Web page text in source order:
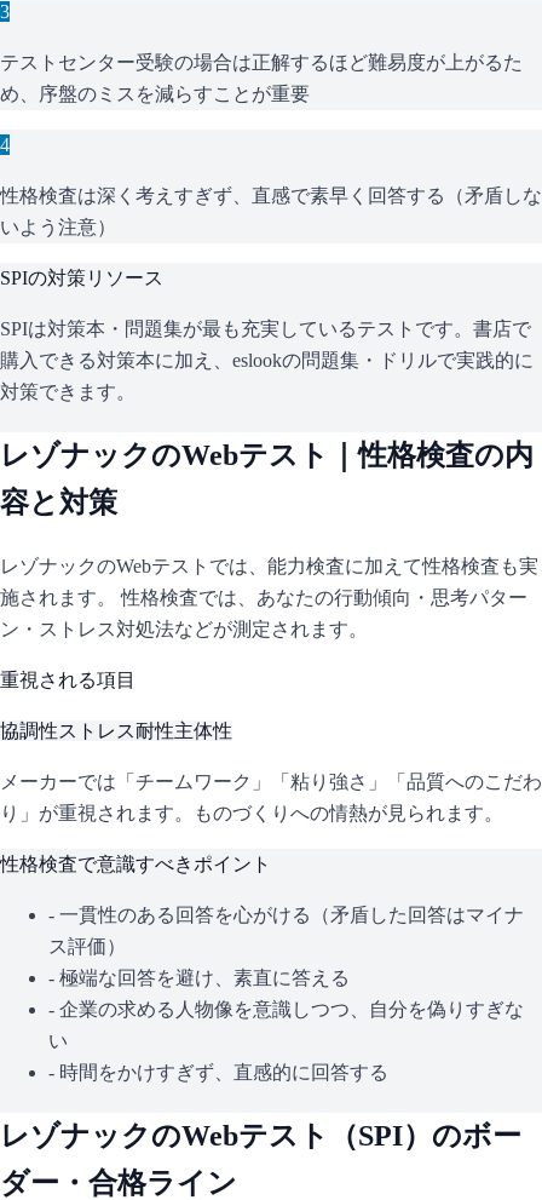
3
テストセンター受験の場合は正解するほど難易度が上がるた
め、序盤のミスを減らすことが重要
4
性格検査は深く考えすぎず、直感で素早く回答する（矛盾しな
いよう注意）
SPIの対策リソース
SPIは対策本・問題集が最も充実しているテストです。書店で
購入できる対策本に加え、eslookの問題集・ドリルで実践的に
対策できます。
レゾナックのWebテスト｜性格検査の内
容と対策
レゾナックのWebテストでは、能力検査に加えて性格検査も実
施されます。 性格検査では、あなたの行動傾向・思考パター
ン・ストレス対処法などが測定されます。
重視される項目
協調性ストレス耐性主体性
メーカーでは「チームワーク」「粘り強さ」「品質へのこだわ
り」が重視されます。ものづくりへの情熱が見られます。
性格検査で意識すべきポイント
- 一貫性のある回答を心がける（矛盾した回答はマイナ
ス評価）
- 極端な回答を避け、素直に答える
- 企業の求める人物像を意識しつつ、自分を偽りすぎな
い
- 時間をかけすぎず、直感的に回答する
レゾナックのWebテスト（SPI）のボー
ダー・合格ライン